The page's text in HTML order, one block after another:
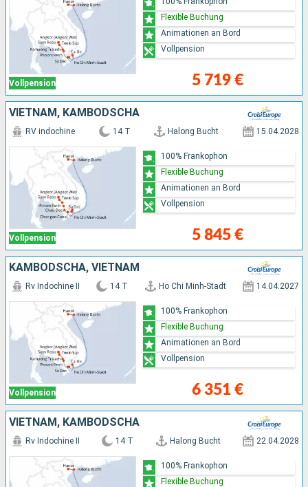
Vollpension 5 719 €
Flexible Buchung
Animationen an Bord
Vollpension
VIETNAM, KAMBODSCHA
Vollpension
RV indochine 14 T Halong Bucht 15.04.2028
5 845 €
100% Frankophon
Flexible Buchung
Animationen an Bord
Vollpension
KAMBODSCHA, VIETNAM
Vollpension
Rv Indochine II 14 T Ho Chi Minh-Stadt 14.04.2027
6 351 €
100% Frankophon
Flexible Buchung
Animationen an Bord
Vollpension
VIETNAM, KAMBODSCHA
Rv Indochine II 14 T Halong Bucht 22.04.2028
100% Frankophon
Flexible Buchung